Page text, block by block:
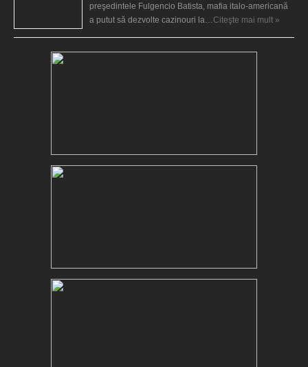
preşedintele Fulgencio Batista, mafia italo-americană
a putut să dezvolte cazinouri la…Citeşte mai mult »